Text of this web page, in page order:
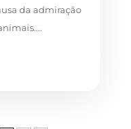
da admiração